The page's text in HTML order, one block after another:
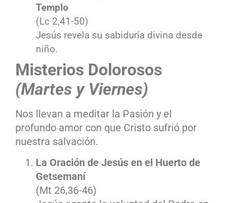
Templo
(Lc 2,41-50)
Jesús revela su sabiduría divina desde
niño.
Misterios Dolorosos
(Martes y Viernes)
Nos llevan a meditar la Pasión y el
profundo amor con que Cristo sufrió por
nuestra salvación.
La Oración de Jesús en el Huerto de
Getsemaní
(Mt 26,36-46)